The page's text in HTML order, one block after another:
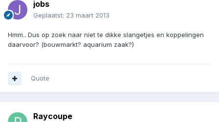
jobs
Geplaatst: 23 maart 2013
Hmm.. Dus op zoek naar niet te dikke slangetjes en koppelingen
daarvoor? (bouwmarkt? aquarium zaak?)
Quote
Raycoupe